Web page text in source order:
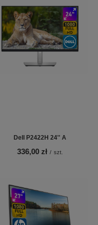
Dell P2422H 24'' A
336,00 zł / szt.